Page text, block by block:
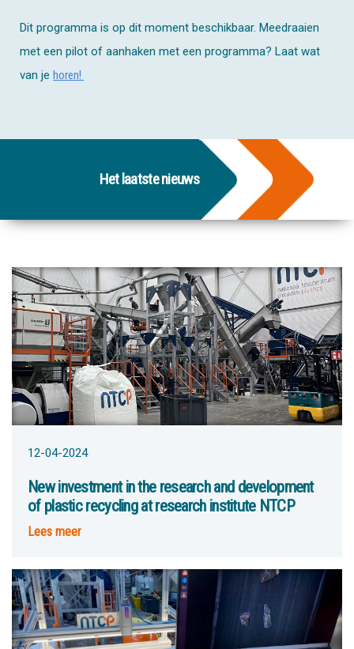
Dit programma is op dit moment beschikbaar. Meedraaien
met een pilot of aanhaken met een programma? Laat wat
van je horen!
Het laatste nieuws
12-04-2024
New investment in the research and development
of plastic recycling at research institute NTCP
Lees meer